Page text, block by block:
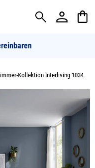
Kollektion Interliving 1034